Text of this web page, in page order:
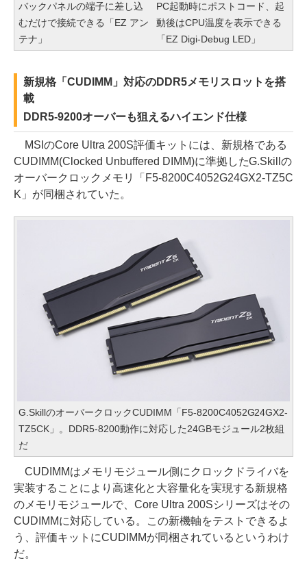
バックパネルの端子に差し込
むだけで接続できる「EZ アン
テナ」
PC起動時にポストコード、起
動後はCPU温度を表示できる
「EZ Digi-Debug LED」
新規格「CUDIMM」対応のDDR5メモリスロットを搭
載
DDR5-9200オーバーも狙えるハイエンド仕様
MSIのCore Ultra 200S評価キットには、新規格である
CUDIMM(Clocked Unbuffered DIMM)に準拠したG.Skillの
オーバークロックメモリ「F5-8200C4052G24GX2-TZ5C
K」が同梱されていた。
G.SkillのオーバークロックCUDIMM「F5-8200C4052G24GX2-
TZ5CK」。DDR5-8200動作に対応した24GBモジュール2枚組
だ
CUDIMMはメモリモジュール側にクロックドライバを
実装することにより高速化と大容量化を実現する新規格
のメモリモジュールで、Core Ultra 200Sシリーズはその
CUDIMMに対応している。この新機軸をテストできるよ
う、評価キットにCUDIMMが同梱されているというわけ
だ。